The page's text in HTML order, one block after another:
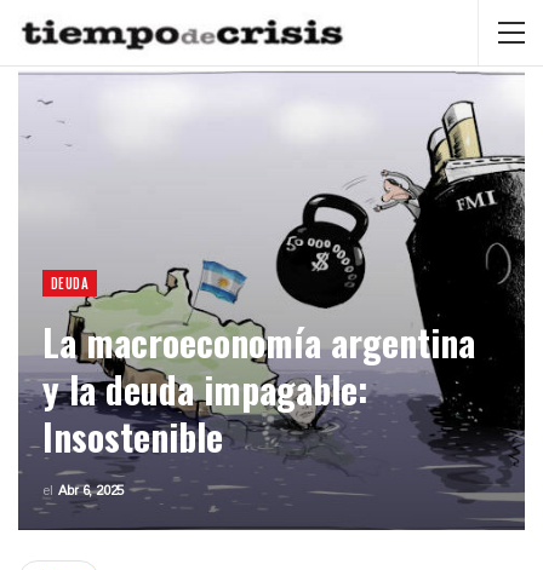
DEUDA
La macroeconomía argentina
y la deuda impagable:
Insostenible
el Abr 6, 2025